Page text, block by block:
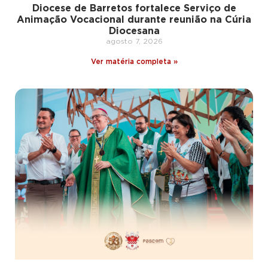
Diocese de Barretos fortalece Serviço de
Animação Vocacional durante reunião na Cúria
Diocesana
agosto 7, 2026
Ver matéria completa »